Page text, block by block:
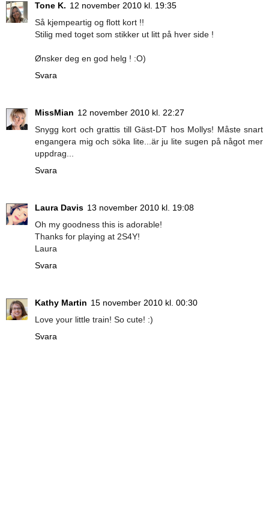
Tone K. 12 november 2010 kl. 19:35
Så kjempeartig og flott kort !!
Stilig med toget som stikker ut litt på hver side !
Ønsker deg en god helg ! :O)
Svara
MissMian 12 november 2010 kl. 22:27
Snygg kort och grattis till Gäst-DT hos Mollys! Måste snart
engangera mig och söka lite...är ju lite sugen på något mer
uppdrag...
Svara
Laura Davis 13 november 2010 kl. 19:08
Oh my goodness this is adorable!
Thanks for playing at 2S4Y!
Laura
Svara
Kathy Martin 15 november 2010 kl. 00:30
Love your little train! So cute! :)
Svara